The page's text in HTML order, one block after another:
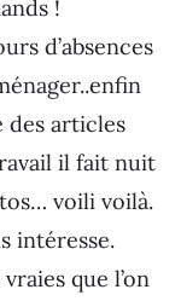
!
d’absences
des articles
il fait nuit
voili voilà.
intéresse.
que l’on